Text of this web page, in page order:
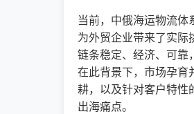
当前，中俄海运物流体
为外贸企业带来了实际
链条稳定、经济、可靠
在此背景下，市场孕育
耕，以及针对客户特性
出海痛点。